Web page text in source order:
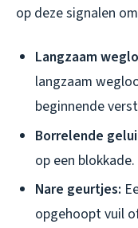
op deze signalen
Langzaam
langzaam
beginnende
Borrelende
op een blokkade.
Nare geurtjes:
opgehoopt vuil